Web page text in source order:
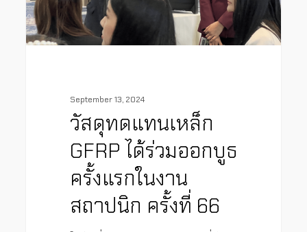
September 13, 2024
วัสดุทดแทนเหล็ก
GFRP ได้ร่วมออกบูธ
ครั้งแรกในงาน
สถาปนิก ครั้งที่ 66